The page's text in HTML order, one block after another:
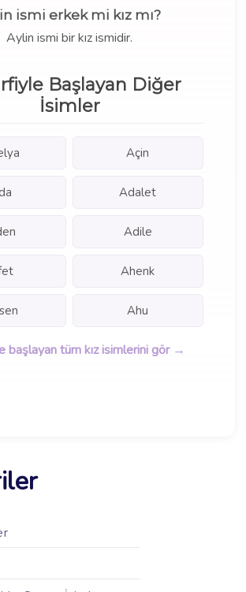
ismi erkek mi kız mı?
Aylin ismi bir kız ismidir.
Başlayan Diğer
İsimler
Açin
Adalet
Adile
Ahenk
Ahu
başlayan tüm kız isimlerini gör →